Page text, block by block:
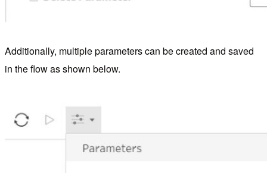
Additionally, multiple parameters can be created and saved
in the flow as shown below.